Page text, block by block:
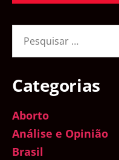
por:
Categorias
Aborto
Análise e Opinião
Brasil